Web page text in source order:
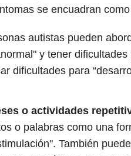
se encuadran
autistas pueden
y tener
dificultades para
o actividades
o palabras como una
También